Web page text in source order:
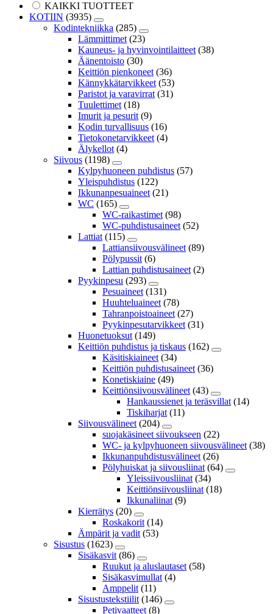
KAIKKI TUOTTEET
KOTIIN (3935)
Kodintekniikka (285)
Lämmittimet (23)
Kauneus- ja hyvinvointilaitteet (38)
Äänentoisto (30)
Keittiön pienkoneet (36)
Kännykkätarvikkeet (53)
Paristot ja varavirrat (31)
Tuulettimet (18)
Imurit ja pesurit (9)
Kodin turvallisuus (16)
Tietokonetarvikkeet (4)
Älykellot (4)
Siivous (1198)
Kylpyhuoneen puhdistus (57)
Yleispuhdistus (122)
Ikkunanpesuaineet (21)
WC (165)
WC-raikastimet (98)
WC-puhdistusaineet (52)
Lattiat (115)
Lattiansiivousvälineet (89)
Pölypussit (6)
Lattian puhdistusaineet (2)
Pyykinpesu (293)
Pesuaineet (131)
Huuhteluaineet (78)
Tahranpoistoaineet (27)
Pyykinpesutarvikkeet (31)
Huonetuoksut (149)
Keittiön puhdistus ja tiskaus (162)
Käsitiskiaineet (34)
Keittiön puhdistusaineet (36)
Konetiskiaine (49)
Keittiönsiivousvälineet (43)
Hankaussienet ja teräsvillat (14)
Tiskiharjat (11)
Siivousvälineet (204)
suojakäsineet siivoukseen (22)
WC- ja kylpyhuoneen siivousvälineet (38)
Ikkunanpuhdistusvälineet (26)
Pölyhuiskat ja siivousliinat (64)
Yleissiivousliinat (34)
Keittiönsiivousliinat (18)
Ikkunaliinat (9)
Kierrätys (20)
Roskakorit (14)
Ämpärit ja vadit (53)
Sisustus (1623)
Sisäkasvit (86)
Ruukut ja aluslautaset (58)
Sisäkasvimullat (4)
Amppelit (11)
Sisustustekstiilit (146)
Petivaatteet (8)